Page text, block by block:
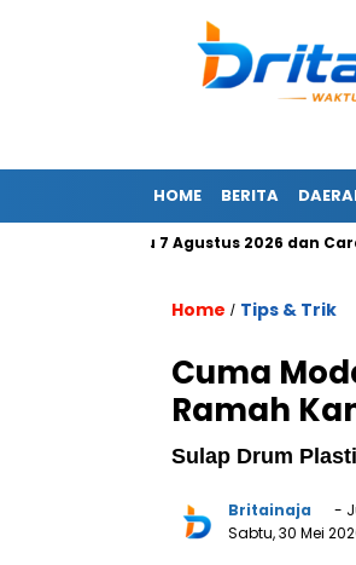
HOME BERITA
Terbaru 7 Agustus 2026 dan Cara
Home / Tips & Trik
Cuma
Ramah
Sulap Drum
Britainaja
-
Sabtu, 30 Mei